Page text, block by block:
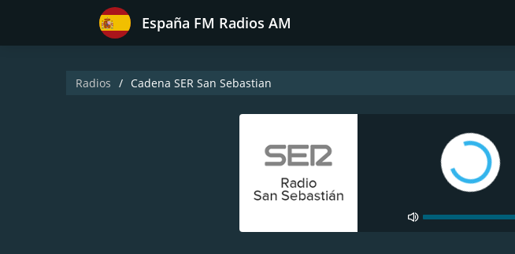
España FM Radios AM
Radios Cadena SER San Sebastian